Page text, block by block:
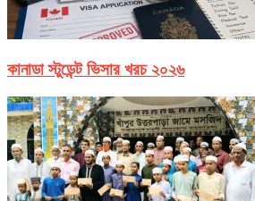
কানাডা স্টুডেন্ট ভিসার খরচ ২০২৬